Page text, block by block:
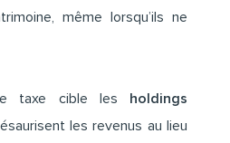
même lorsqu’ils ne
taxe cible les holdings
les revenus au lieu